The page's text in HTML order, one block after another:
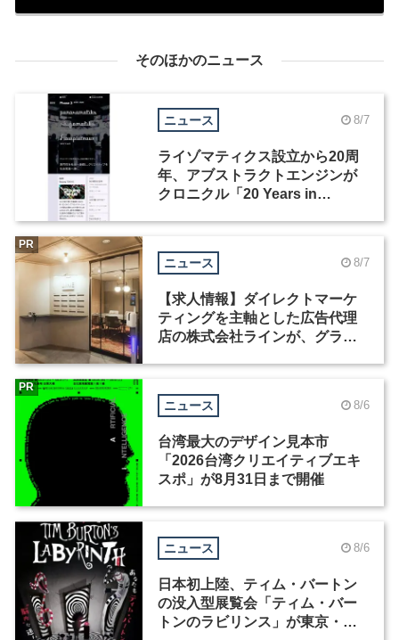
そのほかのニュース
ニュース 8/7
ライゾマティクス設立から20周
年、アブストラクトエンジンが
クロニクル「20 Years in
ニュース 8/7
【求人情報】ダイレクトマーケ
ティングを主軸とした広告代理
店の株式会社ラインが、グラフ
PR
ニュース 8/6
台湾最大のデザイン見本市
「2026台湾クリエイティブエキ
スポ」が8月31日まで開催
PR
ニュース 8/6
日本初上陸、ティム・バートン
の没入型展覧会「ティム・バー
トンのラビリンス」が東京・豊